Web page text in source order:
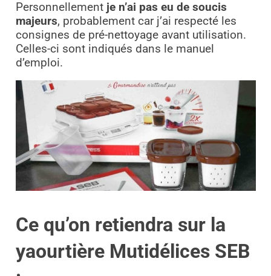
Personnellement je n’ai pas eu de soucis
majeurs, probablement car j’ai respecté les
consignes de pré-nettoyage avant utilisation.
Celles-ci sont indiqués dans le manuel
d’emploi.
Ce qu’on retiendra sur la
yaourtière Mutidélices SEB